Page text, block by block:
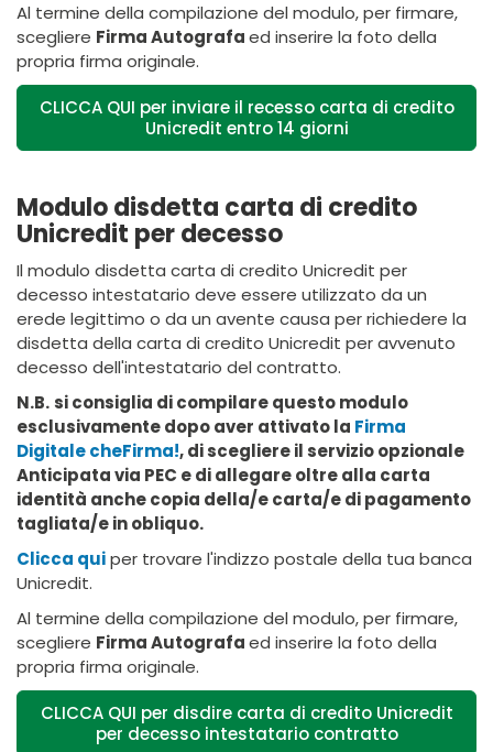
Al termine della compilazione del modulo, per firmare,
scegliere Firma Autografaed inserire la foto della
propria firma originale.
CLICCA QUI per inviare il recesso carta di credito
Unicredit entro 14 giorni
Modulo disdetta carta di credito
Unicredit per decesso
Il modulo disdetta carta di credito Unicredit per
decesso intestatario deve essere utilizzato da un
erede legittimo o da un avente causa per richiedere la
disdetta della carta di credito Unicredit per avvenuto
decesso dell'intestatario del contratto.
N.B. si consiglia di compilare questo modulo
esclusivamente dopo aver attivato la Firma
Digitale cheFirma!, di scegliere il servizio opzionale
Anticipata via PEC e di allegare oltre alla carta
identità anche copia della/e carta/e di pagamento
tagliata/e in obliquo.
Clicca quiper trovare l'indizzo postale della tua banca
Unicredit.
Al termine della compilazione del modulo, per firmare,
scegliere Firma Autografaed inserire la foto della
propria firma originale.
CLICCA QUI per disdire carta di credito Unicredit
per decesso intestatario contratto